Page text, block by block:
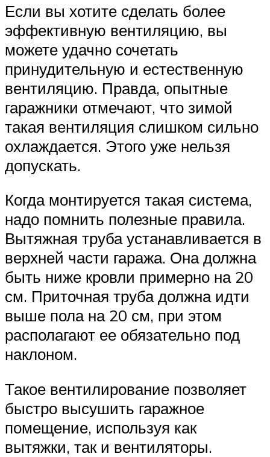
Если вы хотите сделать более
эффективную вентиляцию, вы
можете удачно сочетать
принудительную и естественную
вентиляцию. Правда, опытные
гаражники отмечают, что зимой
такая вентиляция слишком сильно
охлаждается. Этого уже нельзя
допускать.
Когда монтируется такая система,
надо помнить полезные правила.
Вытяжная труба устанавливается в
верхней части гаража. Она должна
быть ниже кровли примерно на 20
см. Приточная труба должна идти
выше пола на 20 см, при этом
располагают ее обязательно под
наклоном.
Такое вентилирование позволяет
быстро высушить гаражное
помещение, используя как
вытяжки, так и вентиляторы.